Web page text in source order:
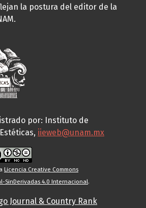
la postura del editor de la
por: Instituto de
iieweb@unam.mx
Licencia Creative Commons
SinDerivadas 4.0 Internacional.